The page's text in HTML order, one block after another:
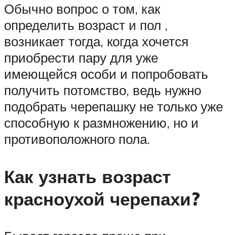
Обычно вопрос о том, как
определить возраст и пол ,
возникает тогда, когда хочется
приобрести пару для уже
имеющейся особи и попробовать
получить потомство, ведь нужно
подобрать черепашку не только уже
способную к размножению, но и
противоположного пола.
Как узнать возраст
красноухой черепахи?